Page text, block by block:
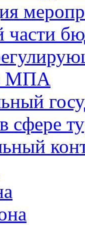
части
МПА
сфере